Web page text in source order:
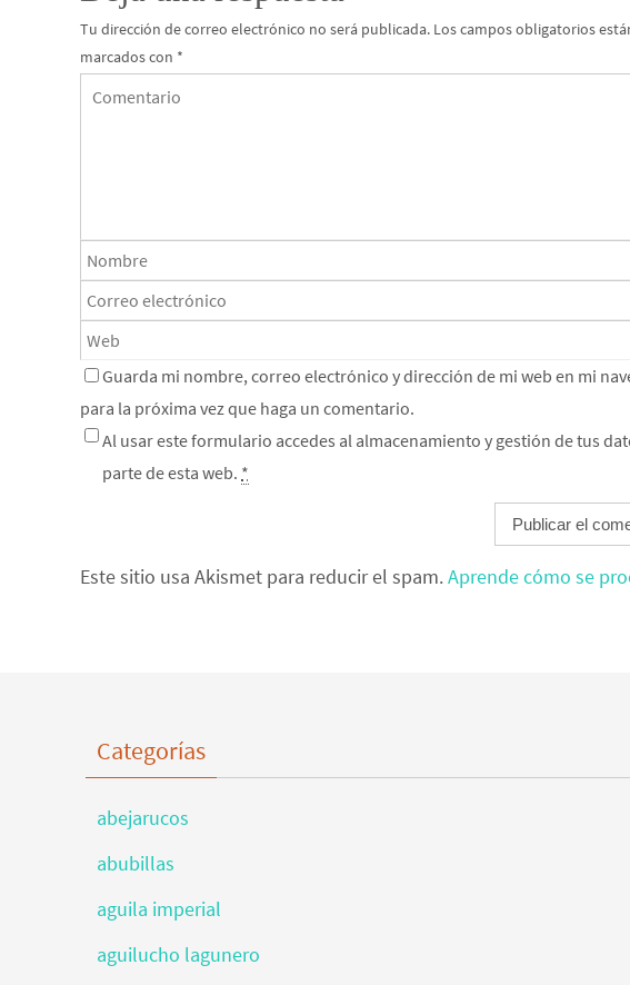
Tu dirección de correo electrónico no será publicada. Los campos obligatorios
marcados con *
Guarda mi nombre, correo electrónico y dirección de mi web en mi
para la próxima vez que haga un comentario.
Al usar este formulario accedes al almacenamiento y gestión de tus
parte de esta web. *
Este sitio usa Akismet para reducir el spam.Aprende cómo se
Categorías
abejarucos
abubillas
aguila imperial
aguilucho lagunero